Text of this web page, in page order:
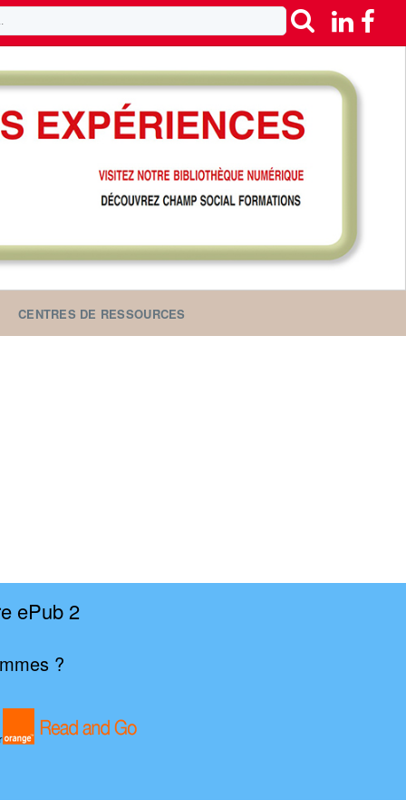
CENTRES DE RESSOURCES
ePub 2
?